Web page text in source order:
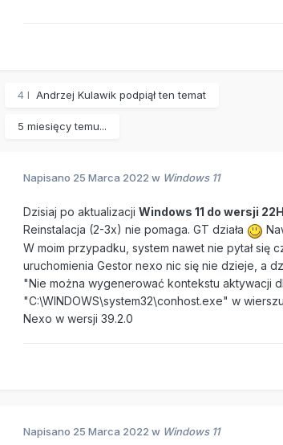
4 l Andrzej Kulawik podpiął ten temat
5 miesięcy temu...
Napisano 25 Marca 2022 w Windows 11
Dzisiaj po aktualizacji Windows 11 do wersji
Reinstalacja (2-3x) nie pomaga. GT działa
W moim przypadku, system nawet nie pytał
uruchomienia Gestor nexo nic się nie dzieje, a
"Nie można wygenerować kontekstu aktywacji
"C:\WINDOWS\system32\conhost.exe" w
Nexo w wersji 39.2.0
Napisano 25 Marca 2022 w Windows 11